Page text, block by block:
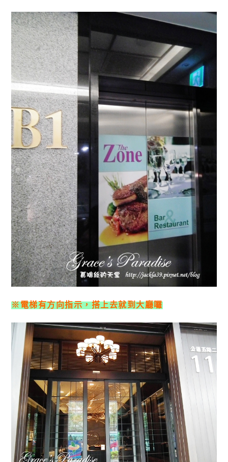
※電梯有方向指示，搭上去就到大廳囉